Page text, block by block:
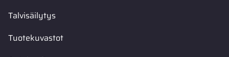
Talvisäilytys
Tuotekuvastot